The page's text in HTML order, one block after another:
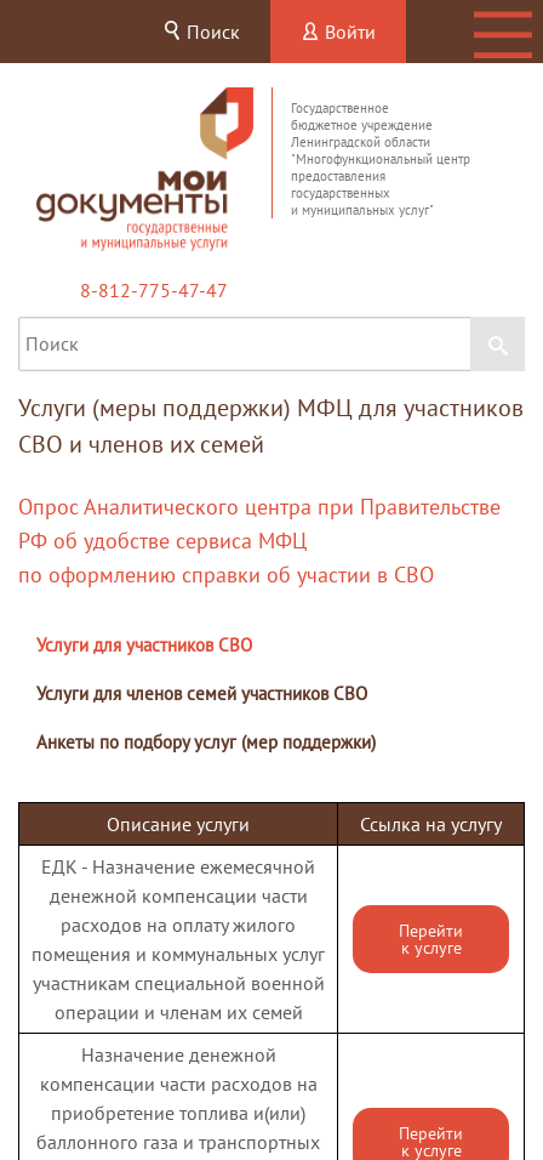
Поиск Войти
Государственное
бюджетное учреждение
Ленинградской области
"Многофункциональный центр
предоставления
государственных
и муниципальных услуг"
8-812-775-47-47
Услуги (меры поддержки) МФЦ для участников
СВО и членов их семей
Опрос Аналитического центра при Правительстве
РФ об удобстве сервиса МФЦ
по оформлению справки об участии в СВО
Услуги для участников СВО
Услуги для членов семей участников СВО
Анкеты по подбору услуг (мер поддержки)
Описание услуги
Ссылка на услугу
ЕДК - Назначение ежемесячной
денежной компенсации части
расходов на оплату жилого
помещения и коммунальных услуг
участникам специальной военной
операции и членам их семей
Перейти
к услуге
Назначение денежной
компенсации части расходов на
приобретение топлива и(или)
баллонного газа и транспортных
Перейти
к услуге